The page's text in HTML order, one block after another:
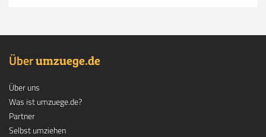
Überumzuege.de
Über uns
Was ist umzuege.de?
Partner
Selbst umziehen